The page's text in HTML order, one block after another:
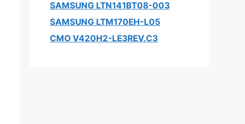
SAMSUNG LTN141BT08-003
SAMSUNG LTM170EH-L05
CMO V420H2-LE3REV.C3